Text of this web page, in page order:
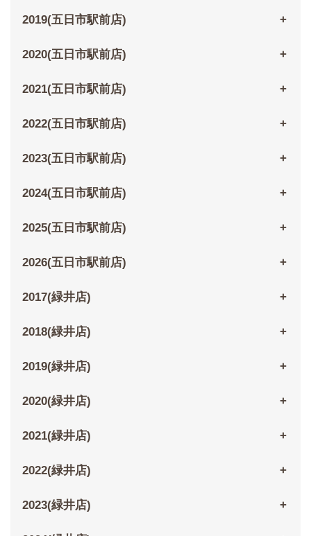
2019(五日市駅前店)
2020(五日市駅前店)
2021(五日市駅前店)
2022(五日市駅前店)
2023(五日市駅前店)
2024(五日市駅前店)
2025(五日市駅前店)
2026(五日市駅前店)
2017(緑井店)
2018(緑井店)
2019(緑井店)
2020(緑井店)
2021(緑井店)
2022(緑井店)
2023(緑井店)